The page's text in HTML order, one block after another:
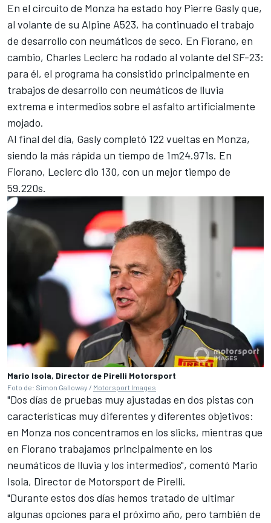
En el circuito de Monza ha estado hoy Pierre Gaslyque,
al volante de su Alpine A523, ha continuado el trabajo
de desarrollo con neumáticos de seco. En Fiorano, en
cambio, Charles Leclerc ha rodado al volante del SF-23:
para él, el programa ha consistido principalmente en
trabajos de desarrollo con neumáticos de lluvia
extrema e intermedios sobre el asfalto artificialmente
mojado.
Al final del día, Gasly completó 122 vueltas en Monza,
siendo la más rápida un tiempo de 1m24.971s. En
Fiorano, Leclerc dio 130, con un mejor tiempo de
59.220s.
Mario Isola, Director de Pirelli Motorsport
Foto de: Simon Galloway / Motorsport Images
"Dos días de pruebas muy ajustadas en dos pistas con
características muy diferentes y diferentes objetivos:
en Monza nos concentramos en los slicks, mientras que
en Fiorano trabajamos principalmente en los
neumáticos de lluvia y los intermedios", comentó Mario
Isola, Director de Motorsport de Pirelli.
"Durante estos dos días hemos tratado de ultimar
algunas opciones para el próximo año, pero también de